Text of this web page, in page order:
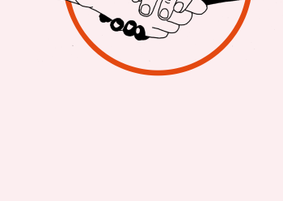
Beide Abgaben
zu 2 Milliarden
angeschlagene
Steuersystem an
Finanzministerin